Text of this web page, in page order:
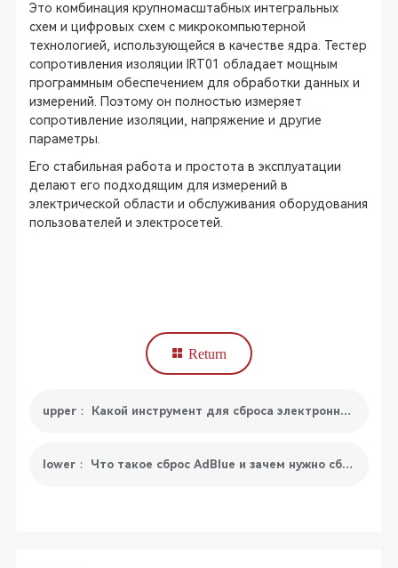
Это комбинация крупномасштабных интегральных
схем и цифровых схем с микрокомпьютерной
технологией, использующейся в качестве ядра. Тестер
сопротивления изоляции IRT01 обладает мощным
программным обеспечением для обработки данных и
измерений. Поэтому он полностью измеряет
сопротивление изоляции, напряжение и другие
параметры.
Его стабильная работа и простота в эксплуатации
делают его подходящим для измерений в
электрической области и обслуживания оборудования
пользователей и электросетей.
Return
upper： Какой инструмент для сброса электронного стояночного тормоза мы можем выбрать?
lower： Что такое сброс AdBlue и зачем нужно сбрасывать AdBlue?